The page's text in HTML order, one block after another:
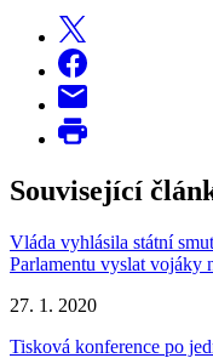
Související
Vláda vyhlásila státní
Parlamentu vyslat vojáky
27. 1. 2020
Tisková konference po